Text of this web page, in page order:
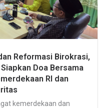
Reformasi Birokrasi,
Doa Bersama
RI dan
kemerdekaan dan